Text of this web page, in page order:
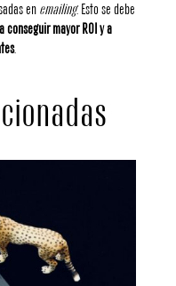
en emailing. Esto se debe
mayor ROI y a
.